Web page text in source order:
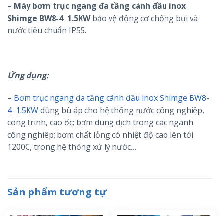
– Máy bơm trục ngang đa tầng cánh đầu inox
Shimge BW8-4 1.5KWbảo vệ động cơ chống bụi và
nước tiêu chuẩn IP55.
Ứng dụng:
– Bơm trục ngang đa tầng cánh đầu inox Shimge BW8-
4 1.5KWdùng bù áp cho hệ thống nước công nghiệp,
công trình, cao ốc; bơm dung dịch trong các ngành
công nghiêp; bơm chất lỏng có nhiệt độ cao lên tới
1200C, trong hệ thống xử lý nước…
Sản phẩm tương tự